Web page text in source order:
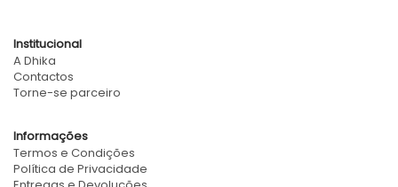
Institucional
A Dhika
Contactos
Torne-se parceiro
Informações
Termos e Condições
Política de Privacidade